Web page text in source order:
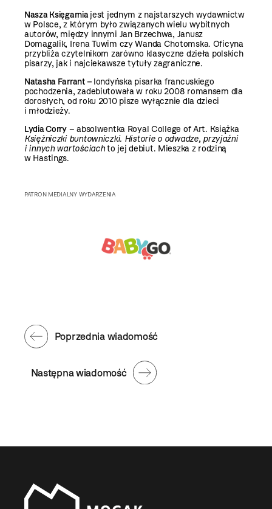
Nasza Księgarniajest jednym z najstarszych wydawnictw
w Polsce, z którym było związanych wielu wybitnych
autorów, między innymi Jan Brzechwa, Janusz
Domagalik, Irena Tuwim czy Wanda Chotomska. Oficyna
przybliża czytelnikom zarówno klasyczne dzieła polskich
pisarzy, jak i najciekawsze tytuły zagraniczne.
Natasha Farrant – londyńska pisarka francuskiego
pochodzenia, zadebiutowała w roku 2008 romansem dla
dorosłych, od roku 2010 pisze wyłącznie dla dzieci
i młodzieży.
Lydia Corry– absolwentka Royal College of Art. Książka
Księżniczki buntowniczki. Historie o odwadze, przyjaźni
iinnych wartościachto jej debiut. Mieszka z rodziną
w Hastings.
PATRON MEDIALNY WYDARZENIA
Następna wiadomość
Poprzednia wiadomość